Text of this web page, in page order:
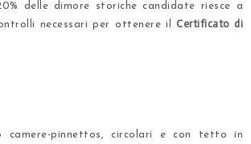
delle dimore storiche candidate riesce a
necessari per ottenere il Certificato di
camere-pinnettos, circolari e con tetto in